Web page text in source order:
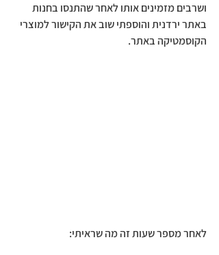
ושרבים מזמינים אותו לאחר שהתנסו בחנות
באתר ירדנית והוספתי שוב את הקישור למוצרי
הקוסמטיקה באתר.
לאחר מספר שעות זה מה שראיתי: